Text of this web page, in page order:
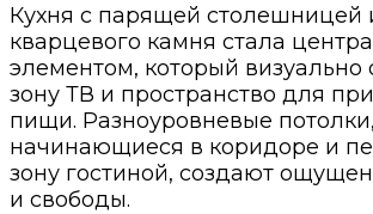
Кухня с парящей столешницей
кварцевого камня стала
элементом, который визуально
зону ТВ и пространство для
пищи. Разноуровневые потолки,
начинающиеся в коридоре и
зону гостиной, создают
и свободы.